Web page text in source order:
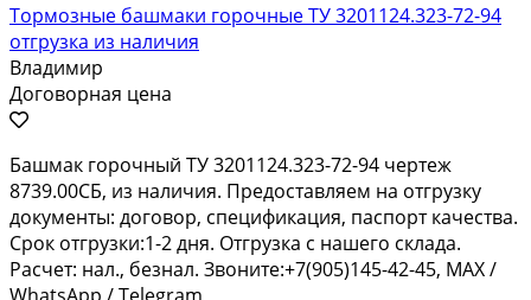
Тормозные башмаки горочные ТУ 3201124.323-72-94
отгрузка из наличия
Владимир
Договорная цена
Башмак горочный ТУ 3201124.323-72-94 чертеж
8739.00СБ, из наличия. Предоставляем на отгрузку
документы: договор, спецификация, паспорт качества.
Срок отгрузки:1-2 дня. Отгрузка с нашего склада.
Расчет: нал., безнал. Звоните:+7(905)145-42-45, MAX /